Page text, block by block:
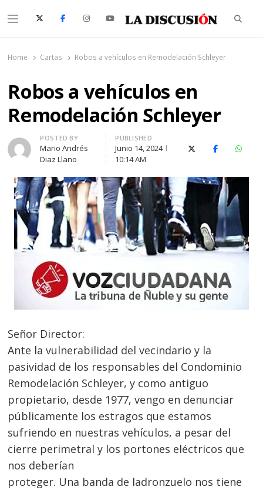
Menu
Home Cartas Robos a vehículos en Remodelación Schleyer
Robos a vehículos en
Remodelación Schleyer
Author
POSTED BY
Mario Andrés
Diaz Llano
PUBLISHED
Junio 14, 2024
10:14 AM
X (Twitter)Facebook
Señor Director:
Ante la vulnerabilidad del vecindario y la
pasividad de los responsables del Condominio
Remodelación Schleyer, y como antiguo
propietario, desde 1977, vengo en denunciar
públicamente los estragos que estamos
sufriendo en nuestras vehículos, a pesar del
cierre perimetral y los portones eléctricos que
nos deberían
proteger. Una banda de ladronzuelo nos tiene